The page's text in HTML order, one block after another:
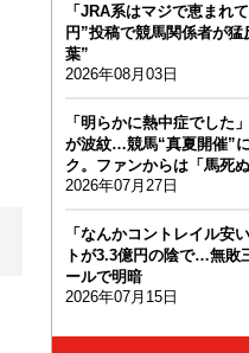
「JRA系はマジで恵まれ
円”投稿で競馬関係者が猛
葉”
2026年08月03日
「明らかに熱中症でした
が波紋…競馬“真夏開催”
ク。ファンからは「馬死
2026年07月27日
「なんかコントレイル安
トが3.3億円の陰で…無敗
ールで明暗
2026年07月15日